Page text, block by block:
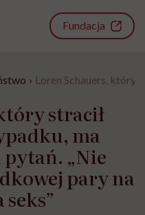
Fundacja
› Loren Schauers, który
stracił
ma
pytań. „Nie
pary na